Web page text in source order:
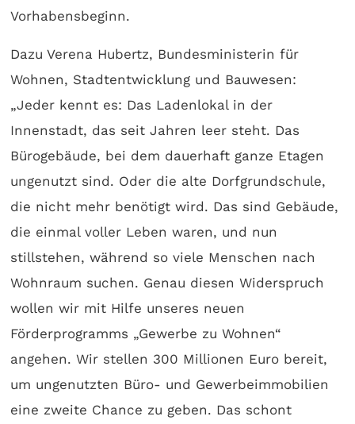
Vorhabensbeginn.
Dazu Verena Hubertz, Bundesministerin für
Wohnen, Stadtentwicklung und Bauwesen:
„Jeder kennt es: Das Ladenlokal in der
Innenstadt, das seit Jahren leer steht. Das
Bürogebäude, bei dem dauerhaft ganze Etagen
ungenutzt sind. Oder die alte Dorfgrundschule,
die nicht mehr benötigt wird. Das sind Gebäude,
die einmal voller Leben waren, und nun
stillstehen, während so viele Menschen nach
Wohnraum suchen. Genau diesen Widerspruch
wollen wir mit Hilfe unseres neuen
Förderprogramms „Gewerbe zu Wohnen“
angehen. Wir stellen 300 Millionen Euro bereit,
um ungenutzten Büro- und Gewerbeimmobilien
eine zweite Chance zu geben. Das schont